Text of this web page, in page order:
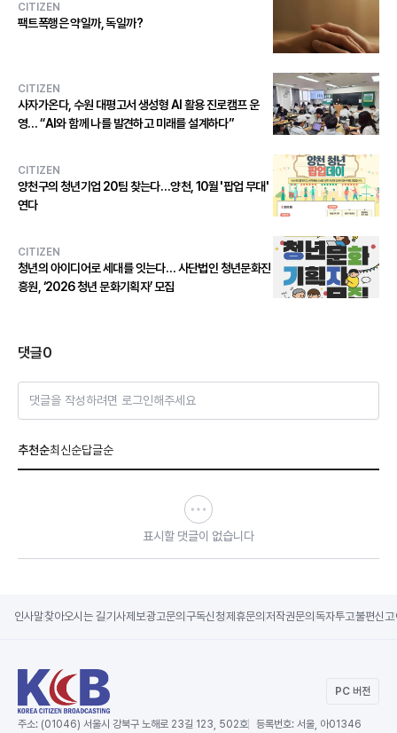
CITIZEN
팩트폭행은 약일까, 독일까?
CITIZEN
사자가온다, 수원 대평고서 생성형 AI 활용 진로캠프 운
영… “AI와 함께 나를 발견하고 미래를 설계하다”
CITIZEN
양천구의 청년기업 20팀 찾는다…양천, 10월 '팝업 무대'
연다
CITIZEN
청년의 아이디어로 세대를 잇는다… 사단법인 청년문화진
흥원, ‘2026 청년 문화기획자’ 모집
댓글0
댓글을 작성하려면 로그인해주세요
추천순최신순답글순
표시할 댓글이 없습니다
인사말찾아오시는 길기사제보광고문의 구독신청제휴문의 저작권문의 독자투고불편신고
PC 버전
주소: (01046) 서울시 강북구 노해로 23길 123, 502호 등록번호: 서울, 아01346